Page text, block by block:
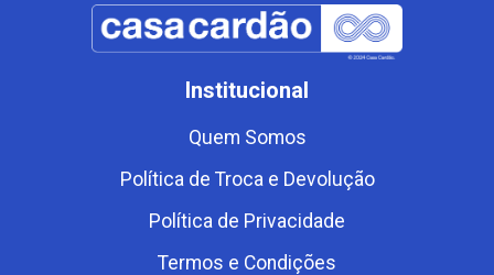
Institucional
Quem Somos
Política de Troca e Devolução
Política de Privacidade
Termos e Condições